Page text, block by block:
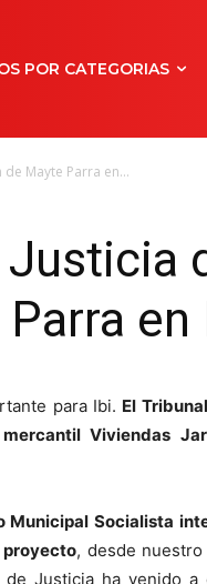
POR CATEGORIAS
Mayte Parra en...
en
para Ibi. El
Viviendas
Municipal Socialista
proyecto, desde
Justicia ha venido a